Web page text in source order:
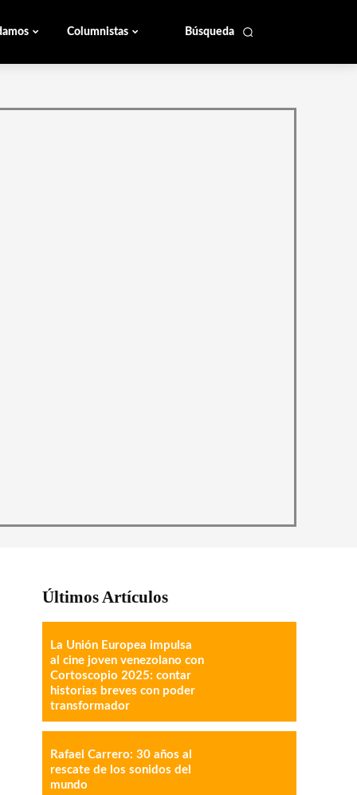
Búsqueda
Columnistas
IMPRESIÓN COPY URL
Últimos Artículos
La Unión Europea impulsa
al cine joven venezolano con
Cortoscopio 2025: contar
historias breves con poder
transformador
Rafael Carrero: 30 años al
rescate de los sonidos del
mundo